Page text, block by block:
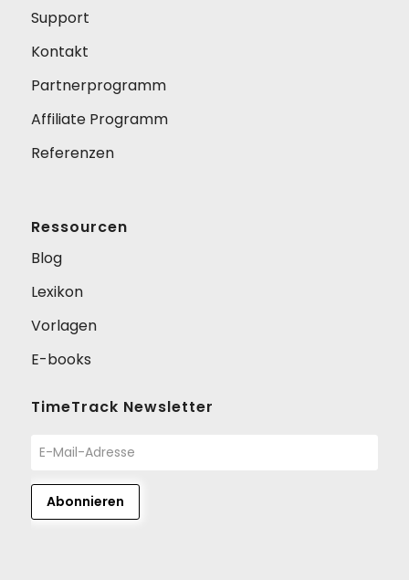
Support
Kontakt
Partnerprogramm
Affiliate Programm
Referenzen
Ressourcen
Blog
Lexikon
Vorlagen
E-books
TimeTrack Newsletter